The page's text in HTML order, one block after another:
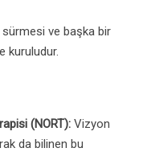
sürmesi ve başka bir
kuruludur.
(NORT): Vizyon
da bilinen bu